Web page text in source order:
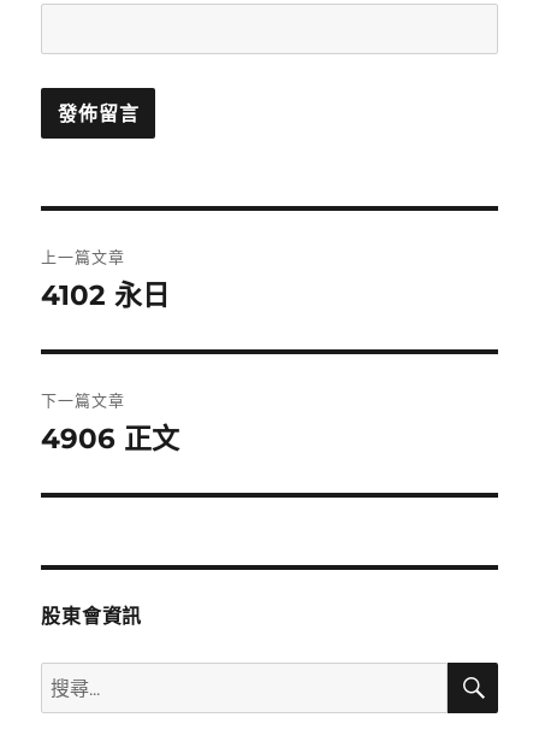
章
覽
上一篇文章
上
篇
文
章:
4102 永日
下一篇文章
下
篇
章:
4906 正文
股東會資訊
搜
尋
搜